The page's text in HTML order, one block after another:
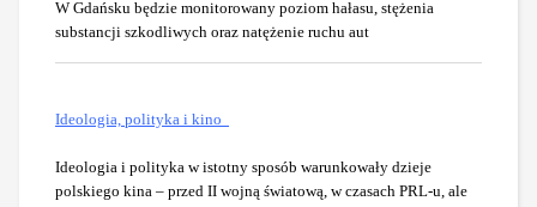
W Gdańsku będzie monitorowany poziom hałasu, stężenia
substancji szkodliwych oraz natężenie ruchu aut
Ideologia, polityka i kino
Ideologia i polityka w istotny sposób warunkowały dzieje
polskiego kina – przed II wojną światową, w czasach PRL-u, ale